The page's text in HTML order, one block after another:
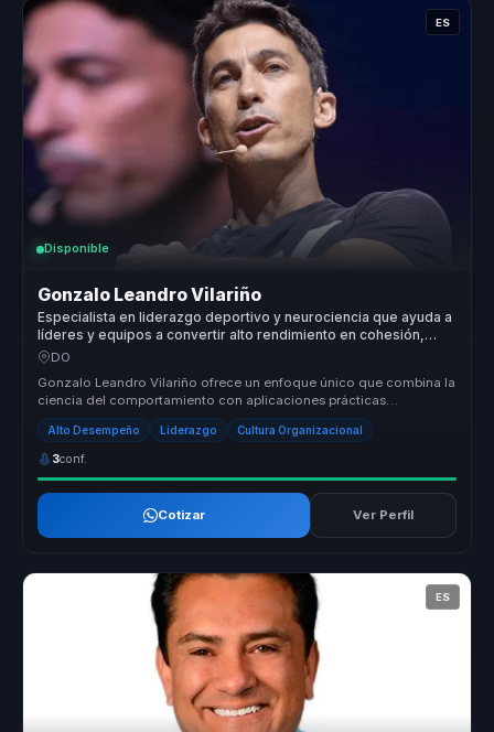
ES
Disponible
Gonzalo Leandro Vilariño
Especialista en liderazgo deportivo y neurociencia que ayuda a
líderes y equipos a convertir alto rendimiento en cohesión,
productividad y claridad.
DO
Gonzalo Leandro Vilariño ofrece un enfoque único que combina la
ciencia del comportamiento con aplicaciones prácticas
específicas para or...
Alto Desempeño Liderazgo Cultura Organizacional
3conf.
Cotizar Ver Perfil
ES